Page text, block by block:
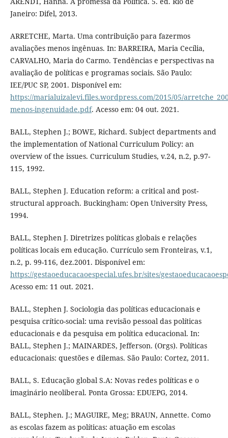
Janeiro: Difel, 2013.
ARRETCHE, Marta. Uma contribuição para fazermos
avaliações menos ingênuas. In: BARREIRA, Maria Cecília,
CARVALHO, Maria do Carmo. Tendências e perspectivas na
avaliação de políticas e programas sociais. São Paulo:
IEE/PUC SP, 2001. Disponível em:
https://marialuizalevi.files.wordpress.com/2015/05/
menos-ingenuidade.pdf. Acesso em: 04 out. 2021.
BALL, Stephen J.; BOWE, Richard. Subject departments and
the implementation of National Curriculum Policy: an
overview of the issues. Curriculum Studies, v.24, n.2, p.97-
115, 1992.
BALL, Stephen J. Education reform: a critical and post-
structural approach. Buckingham: Open University Press,
1994.
BALL, Stephen J. Diretrizes políticas globais e relações
políticas locais em educação. Currículo sem Fronteiras, v.1,
n.2, p. 99-116, dez.2001. Disponível em:
https://gestaoeducacaoespecial.ufes.br/sites/
Acesso em: 11 out. 2021.
BALL, Stephen J. Sociologia das políticas educacionais e
pesquisa crítico-social: uma revisão pessoal das políticas
educacionais e da pesquisa em política educacional. In:
BALL, Stephen J.; MAINARDES, Jefferson. (Orgs). Políticas
educacionais: questões e dilemas. São Paulo: Cortez, 2011.
BALL, S. Educação global S.A: Novas redes políticas e o
imaginário neoliberal. Ponta Grossa: EDUEPG, 2014.
BALL, Stephen. J.; MAGUIRE, Meg; BRAUN, Annette. Como
as escolas fazem as políticas: atuação em escolas